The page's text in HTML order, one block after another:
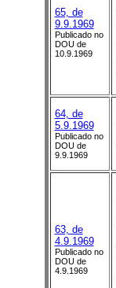
65, de
9.9.1969
Publicado no
DOU de
10.9.1969
64, de
5.9.1969
Publicado no
DOU de
9.9.1969
63, de
4.9.1969
Publicado no
DOU de
4.9.1969